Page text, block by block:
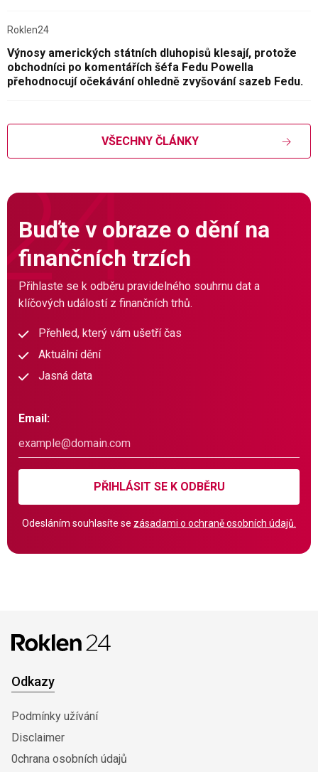
Roklen24
Výnosy amerických státních dluhopisů klesají, protože
obchodníci po komentářích šéfa Fedu Powella
přehodnocují očekávání ohledně zvyšování sazeb Fedu.
VŠECHNY ČLÁNKY
Buďte v obraze o dění na
finančních trzích
Přihlaste se k odběru pravidelného souhrnu dat a
klíčových událostí z finančních trhů.
Přehled, který vám ušetří čas
Aktuální dění
Jasná data
Email:
PŘIHLÁSIT SE K ODBĚRU
Odesláním souhlasíte se zásadami o ochraně osobních údajů.
Odkazy
Podmínky užívání
Disclaimer
0chrana osobních údajů